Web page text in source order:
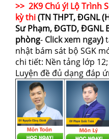
>> 2K9 Chú ý! Lộ Trình
kỳ thi(TN THPT, ĐGNL
Sư Phạm, ĐGTD, ĐGNL
phòng- Click xem ngay)
nhật bám sát bộ SGK
chi tiết: Nền tảng lớp
Luyện đề đủ dạng đáp